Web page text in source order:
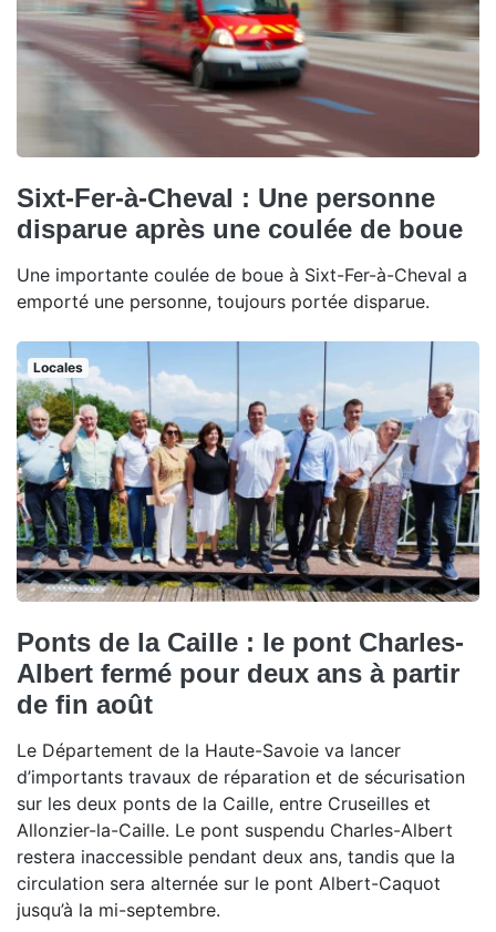
Sixt-Fer-à-Cheval : Une personne
disparue après une coulée de boue
Une importante coulée de boue à Sixt-Fer-à-Cheval a
emporté une personne, toujours portée disparue.
Locales
Ponts de la Caille : le pont Charles-
Albert fermé pour deux ans à partir
de fin août
Le Département de la Haute-Savoie va lancer
d’importants travaux de réparation et de sécurisation
sur les deux ponts de la Caille, entre Cruseilles et
Allonzier-la-Caille. Le pont suspendu Charles-Albert
restera inaccessible pendant deux ans, tandis que la
circulation sera alternée sur le pont Albert-Caquot
jusqu’à la mi-septembre.